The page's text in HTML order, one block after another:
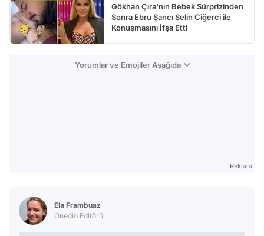
Gökhan Çıra'nın Bebek Sürprizinden
Sonra Ebru Şancı Selin Ciğerci ile
Konuşmasını İfşa Etti
Yorumlar ve Emojiler Aşağıda
Reklam
Ela Frambuaz
Onedio Editörü